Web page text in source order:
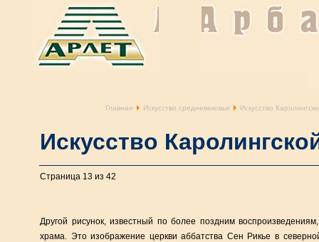
Главная Искусство средневековья Искусство
Искусство
Страница 13 из 42
Другой рисунок, известный по более поздним
храма. Это изображение церкви аббатства Сен Рикье в